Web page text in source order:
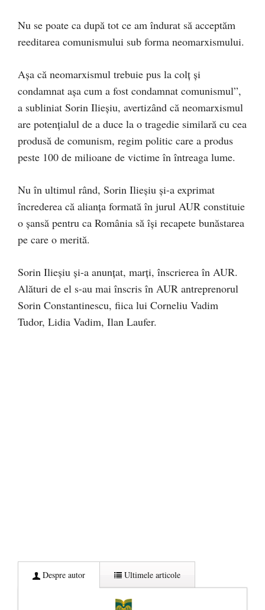
Nu se poate ca după tot ce am îndurat să acceptăm
reeditarea comunismului sub forma neomarxismului.
Așa că neomarxismul trebuie pus la colț și
condamnat așa cum a fost condamnat comunismul”,
a subliniat Sorin Ilieșiu, avertizând că neomarxismul
are potențialul de a duce la o tragedie similară cu cea
produsă de comunism, regim politic care a produs
peste 100 de milioane de victime în întreaga lume.
Nu în ultimul rând, Sorin Ilieșiu și-a exprimat
încrederea că alianța formată în jurul AUR constituie
o șansă pentru ca România să își recapete bunăstarea
pe care o merită.
Sorin Ilieșiu și-a anunțat, marți, înscrierea în AUR.
Alături de el s-au mai înscris în AUR antreprenorul
Sorin Constantinescu, fiica lui Corneliu Vadim
Tudor, Lidia Vadim, Ilan Laufer.
Despre autor Ultimele articole